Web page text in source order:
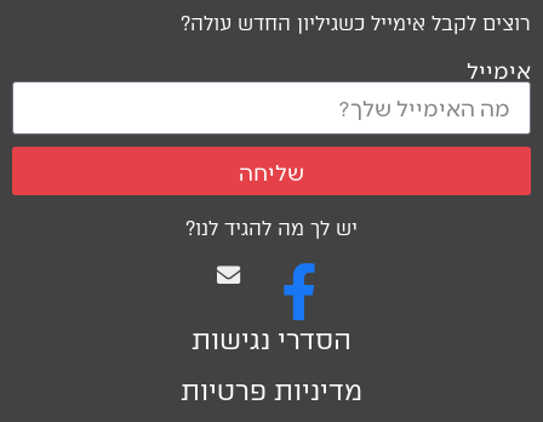
יש לך מה להגיד לנו?
הסדרי נגישות
מדיניות פרטיות
רוצים לקבל אימייל כשגיליון החדש עולה?
אימייל
שליחה